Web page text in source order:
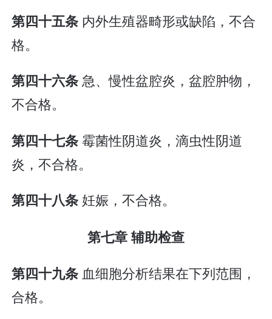
第四十五条 内外生殖器畸形或缺陷，不合
格。
第四十六条急、慢性盆腔炎，盆腔肿物，
不合格。
第四十七条霉菌性阴道炎，滴虫性阴道
炎，不合格。
第四十八条妊娠，不合格。
第七章 辅助检查
第四十九条血细胞分析结果在下列范围，
合格。